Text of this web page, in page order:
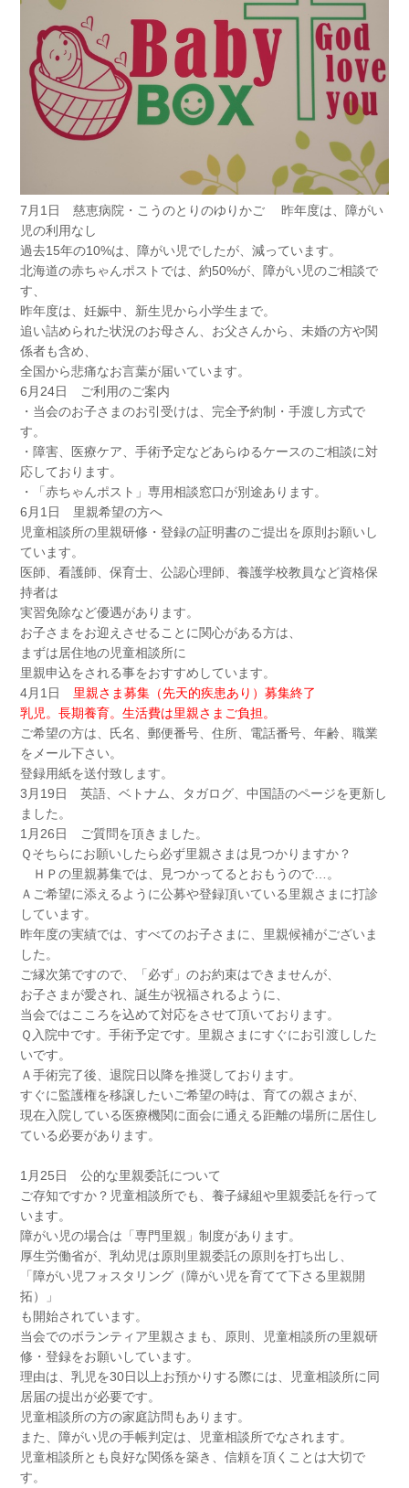
7月1日 慈恵病院・こうのとりのゆりかご 昨年度は、障がい
児の利用なし
過去15年の10%は、障がい児でしたが、減っています。
北海道の赤ちゃんポストでは、約50%が、障がい児のご相談で
す、
昨年度は、妊娠中、新生児から小学生まで。
追い詰められた状況のお母さん、お父さんから、未婚の方や関
係者も含め、
全国から悲痛なお言葉が届いています。
6月24日 ご利用のご案内
・当会のお子さまのお引受けは、完全予約制・手渡し方式で
す。
・障害、医療ケア、手術予定などあらゆるケースのご相談に対
応しております。
・「赤ちゃんポスト」専用相談窓口が別途あります。
6月1日 里親希望の方へ
児童相談所の里親研修・登録の証明書のご提出を原則お願いし
ています。
医師、看護師、保育士、公認心理師、養護学校教員など資格保
持者は
実習免除など優遇があります。
お子さまをお迎えさせることに関心がある方は、
まずは居住地の児童相談所に
里親申込をされる事をおすすめしています。
4月1日 里親さま募集（先天的疾患あり）募集終了
乳児。長期養育。生活費は里親さまご負担。
ご希望の方は、氏名、郵便番号、住所、電話番号、年齢、職業
をメール下さい。
登録用紙を送付致します。
3月19日 英語、ベトナム、タガログ、中国語のページを更新し
ました。
1月26日 ご質問を頂きました。
Ｑそちらにお願いしたら必ず里親さまは見つかりますか？
ＨＰの里親募集では、見つかってるとおもうので…。
Ａご希望に添えるように公募や登録頂いている里親さまに打診
しています。
昨年度の実績では、すべてのお子さまに、里親候補がございま
した。
ご縁次第ですので、「必ず」のお約束はできませんが、
お子さまが愛され、誕生が祝福されるように、
当会ではこころを込めて対応をさせて頂いております。
Ｑ入院中です。手術予定です。里親さまにすぐにお引渡しした
いです。
Ａ手術完了後、退院日以降を推奨しております。
すぐに監護権を移譲したいご希望の時は、育ての親さまが、
現在入院している医療機関に面会に通える距離の場所に居住し
ている必要があります。
1月25日 公的な里親委託について
ご存知ですか？児童相談所でも、養子縁組や里親委託を行って
います。
障がい児の場合は「専門里親」制度があります。
厚生労働省が、乳幼児は原則里親委託の原則を打ち出し、
「障がい児フォスタリング（障がい児を育てて下さる里親開
拓）」
も開始されています。
当会でのボランティア里親さまも、原則、児童相談所の里親研
修・登録をお願いしています。
理由は、乳児を30日以上お預かりする際には、児童相談所に同
居届の提出が必要です。
児童相談所の方の家庭訪問もあります。
また、障がい児の手帳判定は、児童相談所でなされます。
児童相談所とも良好な関係を築き、信頼を頂くことは大切で
す。